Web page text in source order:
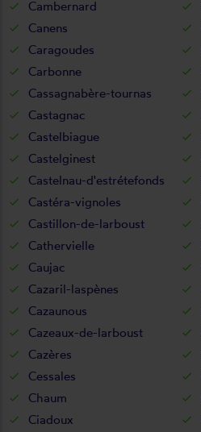
Cambernard
Canens
Caragoudes
Carbonne
Cassagnabère-tournas
Castagnac
Castelbiague
Castelginest
Castelnau-d'estrétefonds
Castéra-vignoles
Castillon-de-larboust
Cathervielle
Caujac
Cazaril-laspènes
Cazaunous
Cazeaux-de-larboust
Cazères
Cessales
Chaum
Ciadoux